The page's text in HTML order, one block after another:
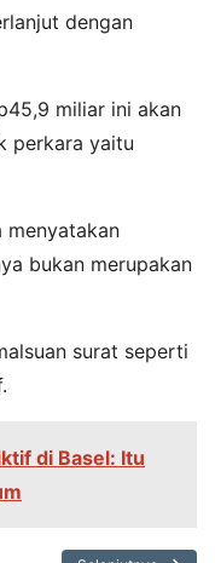
dengan
miliar ini akan
perkara yaitu
menyatakan
bukan merupakan
surat seperti
di Basel: Itu